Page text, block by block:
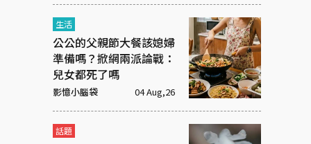
生活
公公的父親節大餐該媳婦
準備嗎？掀網兩派論戰：
兒女都死了嗎
影憶小腦袋 04 Aug,26
話題